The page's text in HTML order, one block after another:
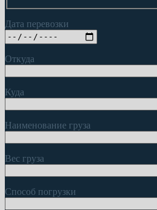
Дата перевозки
Откуда
Куда
Наименование груза
Вес груза
Способ погрузки